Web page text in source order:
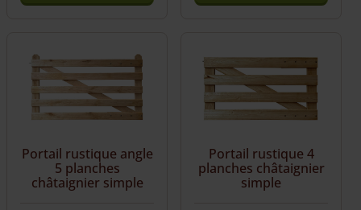
Portail rustique angle
5 planches
châtaignier simple
Portail rustique 4
planches châtaignier
simple